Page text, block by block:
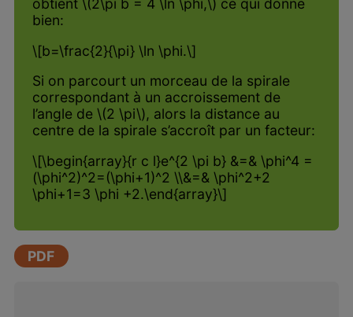
obtient \(2\pi b = 4 \ln \phi,\) ce qui donne
bien:
\[b=\frac{2}{\pi} \ln \phi.\]
Si on parcourt un morceau de la spirale
correspondant à un accroissement de
l’angle de \(2 \pi\), alors la distance au
centre de la spirale s’accroît par un facteur:
\[\begin{array}{r c l}e^{2 \pi b} &=& \phi^4 =
(\phi^2)^2=(\phi+1)^2 \\&=& \phi^2+2
\phi+1=3 \phi +2.\end{array}\]
PDF